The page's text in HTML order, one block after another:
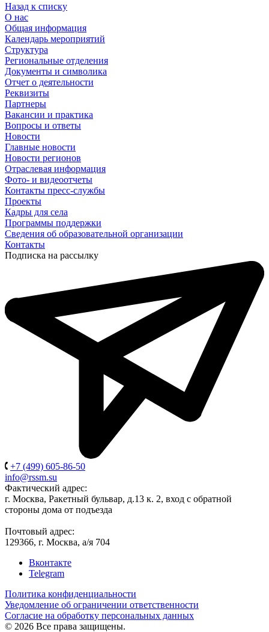
Назад к списку
О нас
Общая информация
Календарь мероприятий
Структура
Региональные отделения
Документы и символика
Отчет о деятельности
Реквизиты
Партнеры
Вакансии и практика
Вопросы и ответы
Новости
Главные новости
Новости регионов
Отраслевая информация
Фото- и видеоотчеты
Контакты пресс-службы
Проекты
Кадры для села
Программы поддержки
Сведения об образовательной организации
Контакты
Подписка на рассылку
+7 (499) 605-86-50
info@rssm.su
Фактический адрес:
г. Москва, Ракетный бульвар, д.13 к. 2, вход с обратной
стороны дома от подъезда
Почтовый адрес:
129366, г. Москва, а/я 704
Вконтакте
Telegram
Политика конфиденциальности
Уведомление об ограничении ответственности
Согласие на обработку персональных данных
© 2026 Все права защищены.